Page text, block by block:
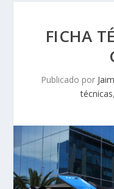
FICHA
Publicado por
técnicas,